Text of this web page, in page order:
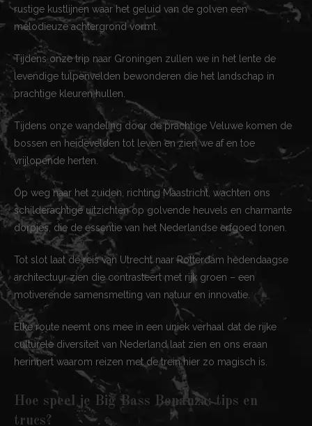
rustige kustlijnen waar het geluid van de golven een
melodieuze achtergrond vormt.
Tijdens onze trip naar Groningen zullen we in het lente de
levendige tulpenvelden bewonderen die het landschap in
prachtige kleuren hullen.
Tijdens onze wandeling door de prachtige Veluwe komen de
bossen en heidevelden tot leven en zien we af en toe
vrijlopende herten.
Op weg naar het zuiden, richting Maastricht, wachten ons
schilderachtige uitzichten op golvende heuvels en charmante
dorpjes, die de essentie van het Nederlandse erfgoed tonen.
Tot slot laat de reis van Utrecht naar Rotterdam hedendaagse
architectuur zien die contrasteert met rijk groen – een
motiverende samensmelting van natuur en innovatie.
Elke route neemt ons mee in een uniek verhaal dat de rijke
culturele diversiteit van Nederland laat zien en ons eraan
herinnert waarom reizen met de trein hier zo magisch is.
Hoe speel je Big Bass Bonanza: tips en
trucs?